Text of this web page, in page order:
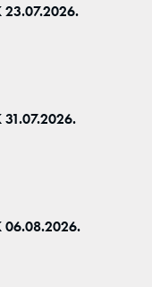
23.07.2026.
31.07.2026.
06.08.2026.